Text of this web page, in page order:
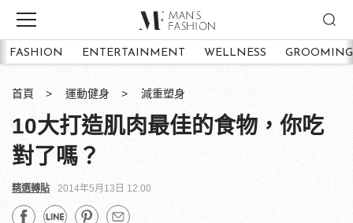
FASHION ENTERTAINMENT WELLNESS GROOMING
首頁 運動健身 減重塑身
10大打造肌肉最佳的食物，你吃
對了嗎？
精選轉貼 2014年5月13日 12:00